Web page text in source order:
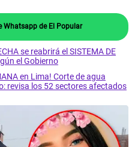
Whatsapp de El Popular
se reabrirá el SISTEMA DE
el Gobierno
en Lima! Corte de agua
revisa los 52 sectores afectados